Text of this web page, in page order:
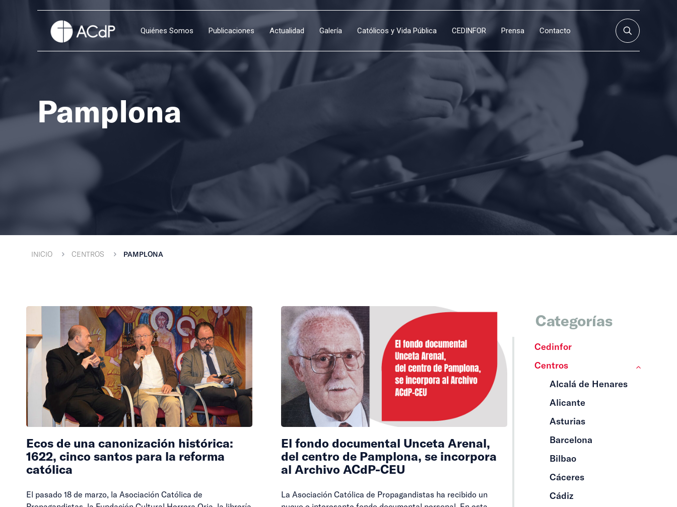
Quiénes Somos Publicaciones Actualidad Galería Católicos y Vida Pública CEDINFOR Prensa Contacto
Pamplona
INICIO CENTROS PAMPLONA
Ecos de una canonización histórica:
1622, cinco santos para la reforma
católica
El pasado 18 de marzo, la Asociación Católica de
El fondo documental Unceta Arenal,
del centro de Pamplona, se incorpora
al Archivo ACdP-CEU
La Asociación Católica de Propagandistas ha recibido un
Categorías
Cedinfor
Centros
Alcalá de Henares
Alicante
Asturias
Barcelona
Bilbao
Cáceres
Cádiz